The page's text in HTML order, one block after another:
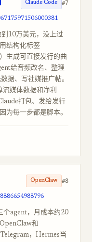
Claude Code #7
10万美元，没上过
结构化标签
生成可直接发行的曲
给音频改名、整理
据、写社媒推广帖。
媒体数据和净利
打包、发给发行
为每一步都是脚本。
OpenClaw #8
个agent，月成本约20
和
，Hermes当